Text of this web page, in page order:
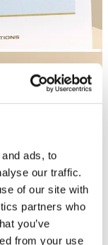
ads, to
our traffic.
of our site with
partners who
you’ve
from your use